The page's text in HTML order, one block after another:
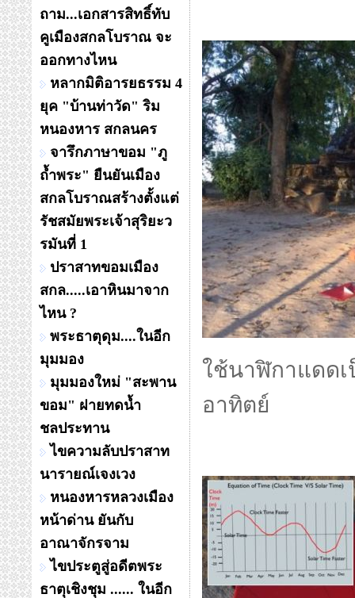
ถาม...เอกสารสิทธิ์ทับ
คูเมืองสกลโบราณ จะ
ออกทางไหน
หลากมิติอารยธรรม 4
ยุค "บ้านท่าวัด" ริม
หนองหาร สกลนคร
จารึกภาษาขอม "ภู
ถ้ำพระ" ยืนยันเมือง
สกลโบราณสร้างตั้งแต่
รัชสมัยพระเจ้าสุริยะว
รมันที่ 1
ปราสาทขอมเมือง
สกล.....เอาหินมาจาก
ไหน ?
พระธาตุดุม....ในอีก
มุมมอง
มุมมองใหม่ "สะพาน
ขอม" ฝายทดน้ำ
ชลประทาน
ไขความลับปราสาท
นารายณ์เจงเวง
หนองหารหลวงเมือง
หน้าด่าน ยันกับ
อาณาจักรจาม
ไขประตูสู่อดีตพระ
ธาตุเชิงชุม ...... ในอีก
ใช้นาฬิกาแดด
อาทิตย์